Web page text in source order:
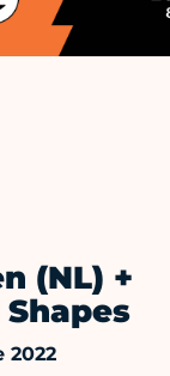
(NL) +
2022